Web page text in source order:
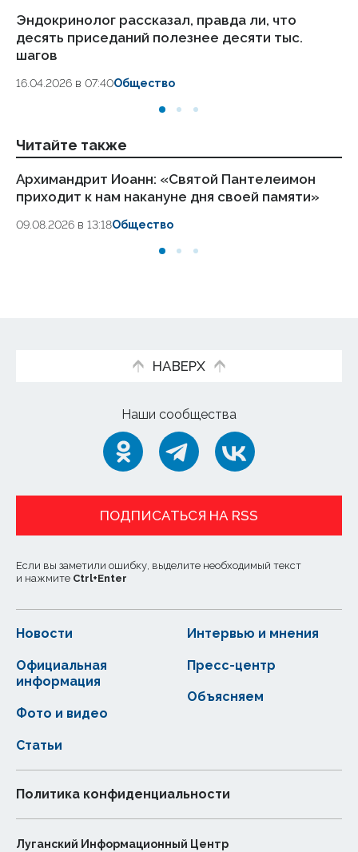
Эндокринолог рассказал, правда ли, что
десять приседаний полезнее десяти тыс.
шагов
16.04.2026 в 07:40Общество
Читайте также
Архимандрит Иоанн: «Святой Пантелеимон
приходит к нам накануне дня своей памяти»
09.08.2026 в 13:18Общество
НАВЕРХ
Наши сообщества
ПОДПИСАТЬСЯ НА RSS
Если вы заметили ошибку, выделите необходимый текст
и нажмите Ctrl+Enter
Новости
Статьи
Официальная
информация
Интервью и мнения
Фото и видео
Пресс-центр
Объясняем
Политика конфиденциальности
Луганский Информационный Центр